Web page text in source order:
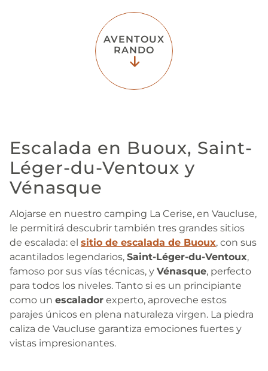
AVENTOUX
RANDO
Escalada en Buoux, Saint-
Léger-du-Ventoux y
Vénasque
Alojarse en nuestro camping La Cerise, en Vaucluse,
le permitirá descubrir también tres grandes sitios
de escalada: el sitio de escalada de Buoux, con sus
acantilados legendarios, Saint-Léger-du-Ventoux,
famoso por sus vías técnicas, y Vénasque, perfecto
para todos los niveles. Tanto si es un principiante
como un escalador experto, aproveche estos
parajes únicos en plena naturaleza virgen. La piedra
caliza de Vaucluse garantiza emociones fuertes y
vistas impresionantes.